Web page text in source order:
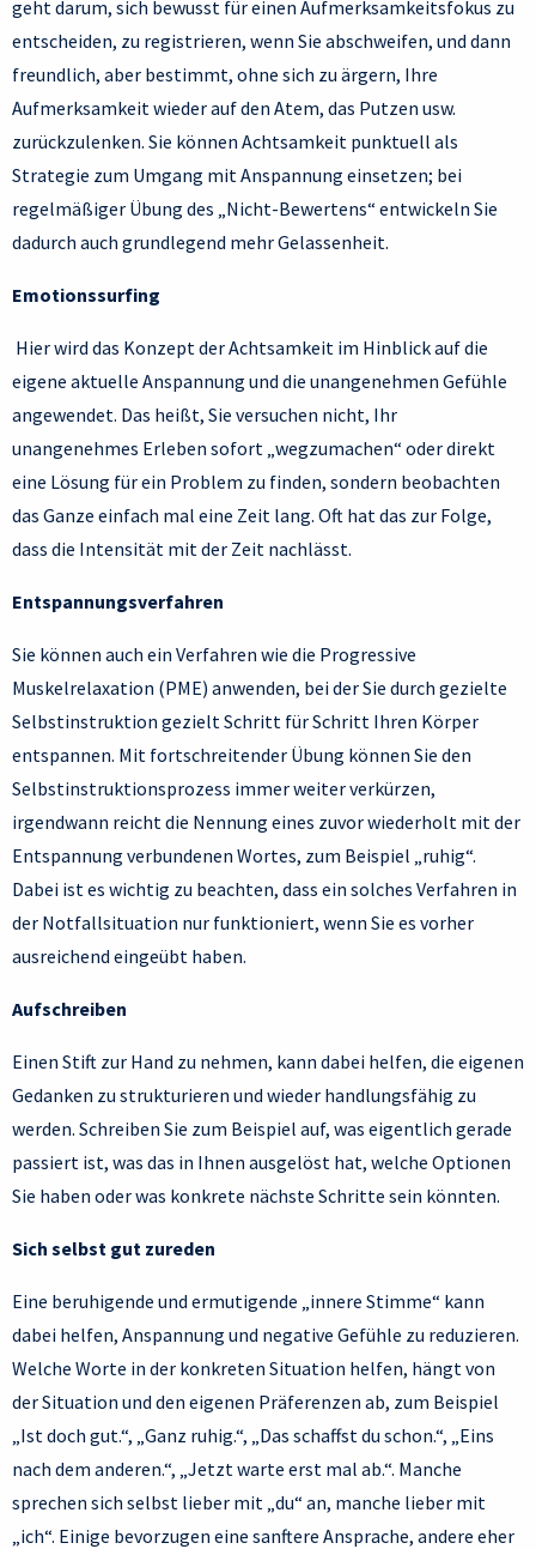
geht darum, sich bewusst für einen Aufmerksamkeitsfokus zu
entscheiden, zu registrieren, wenn Sie abschweifen, und dann
freundlich, aber bestimmt, ohne sich zu ärgern, Ihre
Aufmerksamkeit wieder auf den Atem, das Putzen usw.
zurückzulenken. Sie können Achtsamkeit punktuell als
Strategie zum Umgang mit Anspannung einsetzen; bei
regelmäßiger Übung des „Nicht-Bewertens“ entwickeln Sie
dadurch auch grundlegend mehr Gelassenheit.
Emotionssurfing
Hier wird das Konzept der Achtsamkeit im Hinblick auf die
eigene aktuelle Anspannung und die unangenehmen Gefühle
angewendet. Das heißt, Sie versuchen nicht, Ihr
unangenehmes Erleben sofort „wegzumachen“ oder direkt
eine Lösung für ein Problem zu finden, sondern beobachten
das Ganze einfach mal eine Zeit lang. Oft hat das zur Folge,
dass die Intensität mit der Zeit nachlässt.
Entspannungsverfahren
Sie können auch ein Verfahren wie die Progressive
Muskelrelaxation (PME) anwenden, bei der Sie durch gezielte
Selbstinstruktion gezielt Schritt für Schritt Ihren Körper
entspannen. Mit fortschreitender Übung können Sie den
Selbstinstruktionsprozess immer weiter verkürzen,
irgendwann reicht die Nennung eines zuvor wiederholt mit der
Entspannung verbundenen Wortes, zum Beispiel „ruhig“.
Dabei ist es wichtig zu beachten, dass ein solches Verfahren in
der Notfallsituation nur funktioniert, wenn Sie es vorher
ausreichend eingeübt haben.
Aufschreiben
Einen Stift zur Hand zu nehmen, kann dabei helfen, die eigenen
Gedanken zu strukturieren und wieder handlungsfähig zu
werden. Schreiben Sie zum Beispiel auf, was eigentlich gerade
passiert ist, was das in Ihnen ausgelöst hat, welche Optionen
Sie haben oder was konkrete nächste Schritte sein könnten.
Sich selbst gut zureden
Eine beruhigende und ermutigende „innere Stimme“ kann
dabei helfen, Anspannung und negative Gefühle zu reduzieren.
Welche Worte in der konkreten Situation helfen, hängt von
der Situation und den eigenen Präferenzen ab, zum Beispiel
„Ist doch gut.“, „Ganz ruhig.“, „Das schaffst du schon.“, „Eins
nach dem anderen.“, „Jetzt warte erst mal ab.“. Manche
sprechen sich selbst lieber mit „du“ an, manche lieber mit
„ich“. Einige bevorzugen eine sanftere Ansprache, andere eher